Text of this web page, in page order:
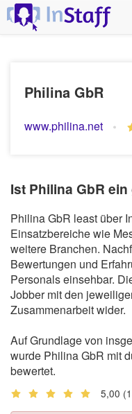
Philina GbR
www.philina.net
Ist Philina GbR
Philina GbR least über
Einsatzbereiche wie
weitere Branchen.
Bewertungen und
Personals einsehbar.
Jobber mit den
Zusammenarbeit wider.
Auf Grundlage von
wurde Philina GbR mit
bewertet.
5,00